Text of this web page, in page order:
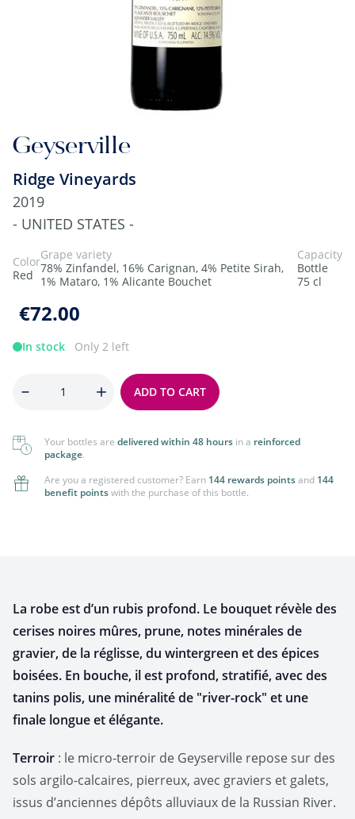
Geyserville
Ridge Vineyards
2019
- UNITED STATES -
Color
Red
Grape variety
78% Zinfandel, 16% Carignan, 4% Petite Sirah,
1% Mataro, 1% Alicante Bouchet
Capacity
Bottle
75 cl
€72.00
In stock Only 2 left
ADD TO CART
Your bottles are delivered within 48 hours in a reinforced
package.
Are you a registered customer? Earn 144 rewards pointsand 144
benefit pointswith the purchase of this bottle.
La robe est d’un rubis profond. Le bouquet révèle des
cerises noires mûres, prune, notes minérales de
gravier, de la réglisse, du wintergreen et des épices
boisées. En bouche, il est profond, stratifié, avec des
tanins polis, une minéralité de "river-rock" et une
finale longue et élégante.
Terroir : le micro-terroir de Geyserville repose sur des
sols argilo-calcaires, pierreux, avec graviers et galets,
issus d’anciennes dépôts alluviaux de la Russian River.